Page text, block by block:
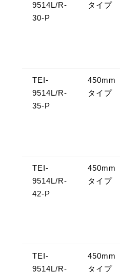
9514L/R-
30-P
タイプ
TEI-
9514L/R-
35-P
450mm
タイプ
TEI-
9514L/R-
42-P
450mm
タイプ
TEI-
9514L/R-
450mm
タイプ